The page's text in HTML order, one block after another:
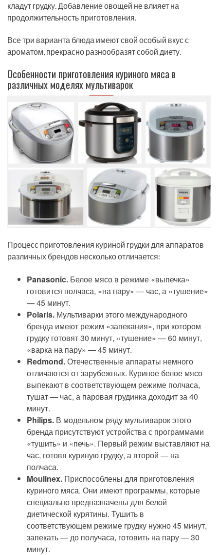
кладут грудку. Добавление овощей не влияет на
продолжительность приготовления.
Все три варианта блюда имеют свой особый вкус с
ароматом, прекрасно разнообразят собой диету.
Особенности приготовления куриного мяса в
различных моделях мультиварок
Процесс приготовления куриной грудки для аппаратов
различных брендов несколько отличается:
Panasonic. Белое мясо в режиме «выпечка»
готовится полчаса, «на пару» — час, а «тушение»
— 45 минут.
Polaris. Мультиварки этого международного
бренда имеют режим «запекания», при котором
грудку готовят 30 минут, «тушение» — 60 минут,
«варка на пару» — 45 минут.
Redmond.Отечественные аппараты немного
отличаются от зарубежных. Куриное белое мясо
выпекают в соответствующем режиме полчаса,
тушат — час, а паровая грудинка доходит за 40
минут.
Philips. В модельном ряду мультиварок этого
бренда присутствуют устройства с программами
«тушить» и «печь». Первый режим выставляют на
час, готовя куриную грудку, а второй — на
полчаса.
Moulinex. Приспособлены для приготовления
куриного мяса. Они имеют программы, которые
специально предназначены для белой
диетической курятины. Тушить в
соответствующем режиме грудку нужно 45 минут,
запекать — до получаса, готовить на пару — 30
минут.